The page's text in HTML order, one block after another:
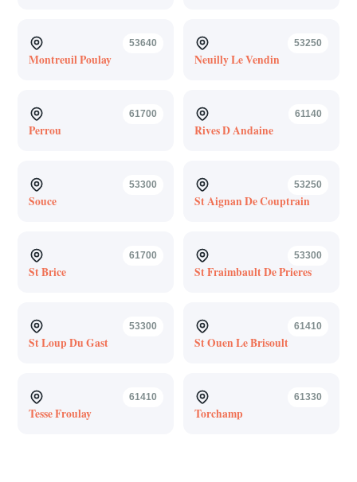
53640
Montreuil Poulay
53250
Neuilly Le Vendin
61700
Perrou
61140
Rives D Andaine
53300
Souce
53250
St Aignan De Couptrain
61700
St Brice
53300
St Fraimbault De Prieres
53300
St Loup Du Gast
61410
St Ouen Le Brisoult
61410
Tesse Froulay
61330
Torchamp